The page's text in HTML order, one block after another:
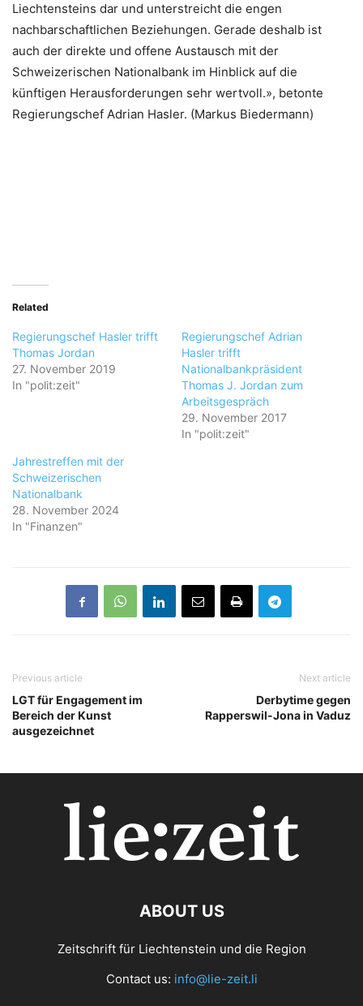
Liechtensteins dar und unterstreicht die engen
nachbarschaftlichen Beziehungen. Gerade deshalb ist
auch der direkte und offene Austausch mit der
Schweizerischen Nationalbank im Hinblick auf die
künftigen Herausforderungen sehr wertvoll.», betonte
Regierungschef Adrian Hasler. (Markus Biedermann)
Related
Regierungschef Hasler trifft
Thomas Jordan
27. November 2019
In "polit:zeit"
Regierungschef Adrian
Hasler trifft
Nationalbankpräsident
Thomas J. Jordan zum
Arbeitsgespräch
29. November 2017
In "polit:zeit"
Jahrestreffen mit der
Schweizerischen
Nationalbank
28. November 2024
In "Finanzen"
Previous article
LGT für Engagement im
Bereich der Kunst
ausgezeichnet
Next article
Derbytime gegen
Rapperswil-Jona in Vaduz
ABOUT US
Zeitschrift für Liechtenstein und die Region
Contact us: info@lie-zeit.li